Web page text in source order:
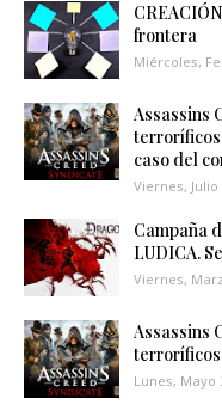
frontera
Miércoles,
Assassins
terroríficos
caso del
Viernes, Julio
Campaña
LUDICA.
Viernes,
Assassins
terroríficos
Lunes, Mayo